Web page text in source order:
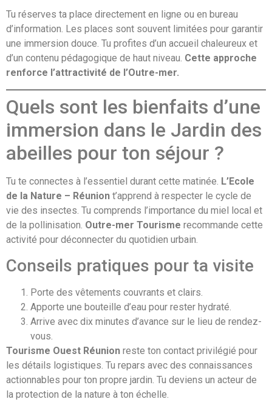
Tu réserves ta place directement en ligne ou en bureau
d’information. Les places sont souvent limitées pour garantir
une immersion douce. Tu profites d’un accueil chaleureux et
d’un contenu pédagogique de haut niveau. Cette approche
renforce l’attractivité de l’Outre-mer.
Quels sont les bienfaits d’une
immersion dans le Jardin des
abeilles pour ton séjour ?
Tu te connectes à l’essentiel durant cette matinée. L’Ecole
de la Nature – Réunion t’apprend à respecter le cycle de
vie des insectes. Tu comprends l’importance du miel local et
de la pollinisation. Outre-mer Tourisme recommande cette
activité pour déconnecter du quotidien urbain.
Conseils pratiques pour ta visite
Porte des vêtements couvrants et clairs.
Apporte une bouteille d’eau pour rester hydraté.
Arrive avec dix minutes d’avance sur le lieu de rendez-
vous.
Tourisme Ouest Réunion reste ton contact privilégié pour
les détails logistiques. Tu repars avec des connaissances
actionnables pour ton propre jardin. Tu deviens un acteur de
la protection de la nature à ton échelle.